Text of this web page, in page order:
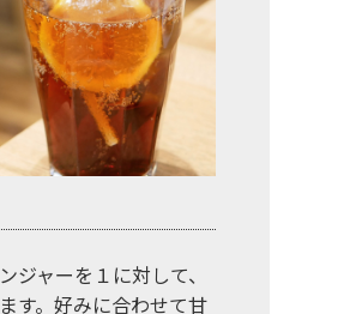
ジャーを１に対して、
す。好みに合わせて甘